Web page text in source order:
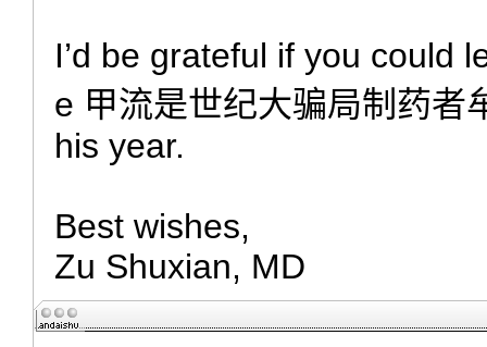
I’d be grateful if you could
e 甲流是世纪大骗局制药者
his year.
Best wishes,
Zu Shuxian, MD